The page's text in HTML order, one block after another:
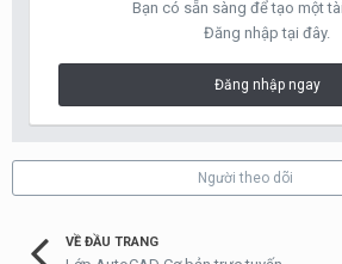
Bạn có sẵn sàng để tạo một
Đăng nhập tại đây.
Đăng nhập ngay
Người theo dõi
VỀ ĐẦU TRANG